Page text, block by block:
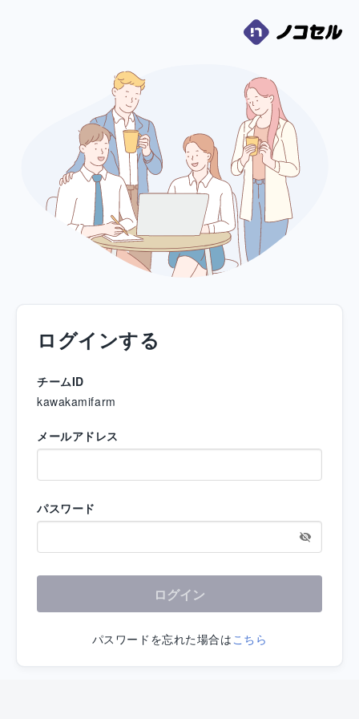
ログインする
チームID
kawakamifarm
メールアドレス
パスワード
ログイン
パスワードを忘れた場合はこちら